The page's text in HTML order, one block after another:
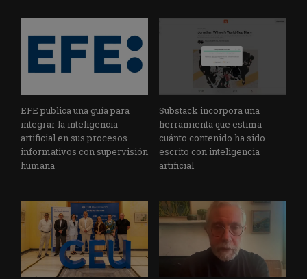
EFE publica una guía para
integrar la inteligencia
artificial en sus procesos
informativos con supervisión
humana
Substack incorpora una
herramienta que estima
cuánto contenido ha sido
escrito con inteligencia
artificial